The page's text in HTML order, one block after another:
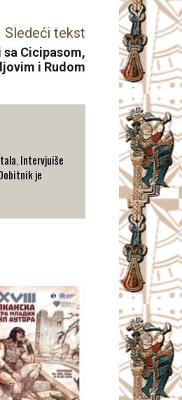
Sledeći tekst
sa Cicipasom,
i Rudom
Intervjuiše
je